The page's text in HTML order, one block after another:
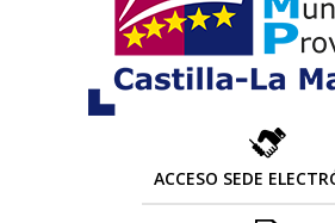
ACCESO SEDE